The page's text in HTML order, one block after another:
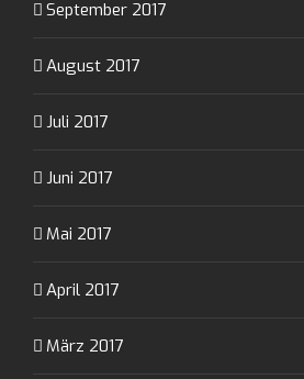
September 2017
August 2017
Juli 2017
Juni 2017
Mai 2017
April 2017
März 2017